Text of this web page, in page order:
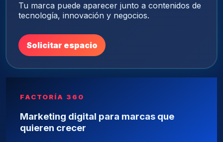
Tu marca puede aparecer junto a contenidos de
tecnología, innovación y negocios.
Solicitar espacio
FACTORÍA 360
Marketing digital para marcas que
quieren crecer